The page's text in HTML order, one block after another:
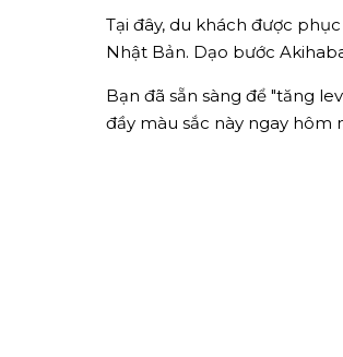
Tại đây, du khách được
Nhật Bản. Dạo bước
Bạn đã sẵn sàng để "tăng
đầy màu sắc này ngay hôm